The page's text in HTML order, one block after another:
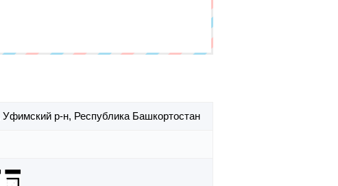
Уфимский р-н, Республика Башкортостан